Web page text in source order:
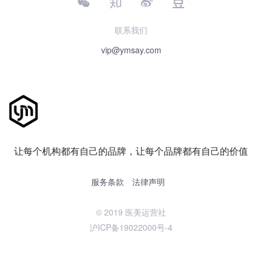
联系我们
vip@ymsay.com
让每个机构都有自己的品牌，让每个品牌都有自己的价值
服务条款 法律声明
© 2019 医美运营社
沪ICP备19022000号-4